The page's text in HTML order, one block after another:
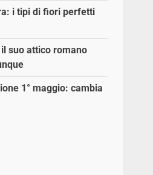
i tipi di fiori perfetti
suo attico romano
1° maggio: cambia